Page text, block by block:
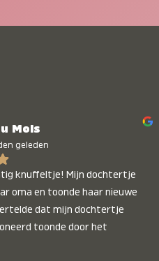
Mols
geleden
knuffeltje! Mijn dochtertje
oma en toonde haar nieuwe
dat mijn dochtertje
toonde door het